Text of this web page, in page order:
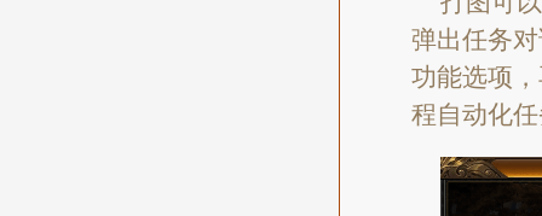
弹出任务对
功能选项
程自动化